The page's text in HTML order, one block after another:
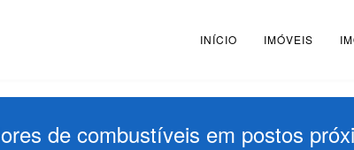
INÍCIO IMÓVEIS
de combustíveis em postos